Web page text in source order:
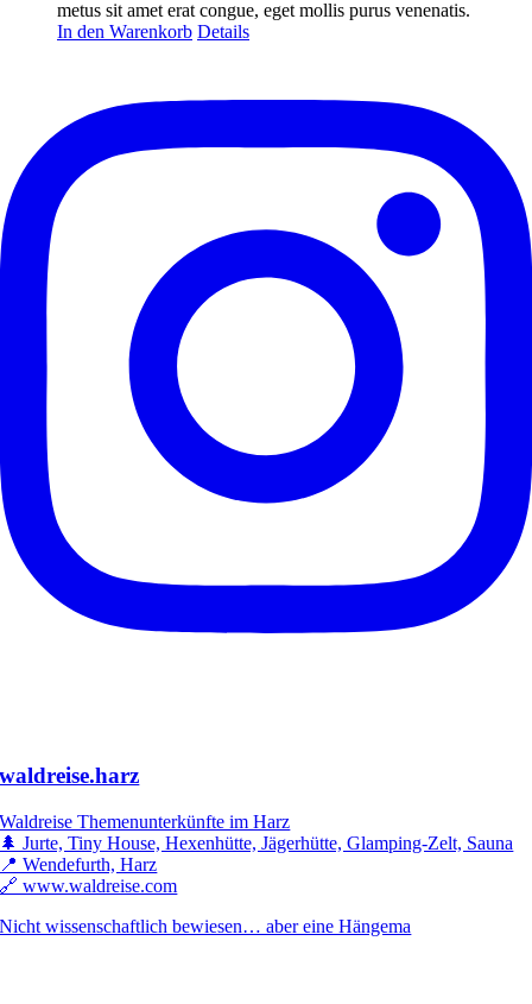
metus sit amet erat congue, eget mollis purus venenatis.
In den Warenkorb Details
waldreise.harz
Waldreise Themenunterkünfte im Harz
🌲 Jurte, Tiny House, Hexenhütte, Jägerhütte, Glamping-Zelt, Sauna
📍 Wendefurth, Harz
🔗 www.waldreise.com
Nicht wissenschaftlich bewiesen… aber eine Hängema